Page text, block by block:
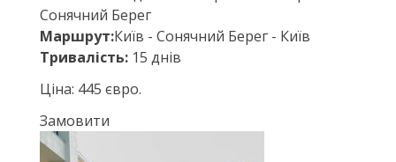
Сонячний Берег
Маршрут:Київ - Сонячний Берег - Київ
Тривалість: 15 днів
Ціна: 445 євро.
Замовити